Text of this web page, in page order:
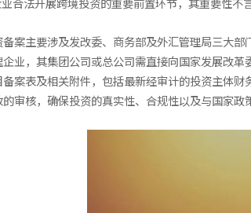
案主要涉及发改委、商务部及外汇管理局三大
业，其集团公司或总公司需直接向国家发展改
案表及相关附件，包括最新经审计的投资主体
审核，确保投资的真实性、合规性以及与国家政